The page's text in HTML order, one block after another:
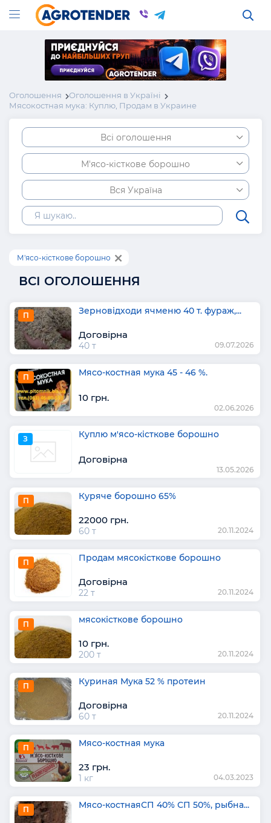
Оголошення
Оголошення в Україні
Мясокостная мука: Куплю, Продам в Украине
Всі оголошення
М'ясо-кісткове борошно
Вся Україна
М'ясо-кісткове борошно
ВСІ ОГОЛОШЕННЯ
П Зерновідходи ячменю 40 т. фураж,...
Договірна
40 т 09.07.2026
П Мясо-костная мука 45 - 46 %.
10 грн.
02.06.2026
З Куплю м'ясо-кісткове борошно
Договірна
13.05.2026
П Куряче борошно 65%
22000 грн.
60 т 20.11.2024
П Продам мясокісткове борошно
Договірна
22 т 20.11.2024
П мясокісткове борошно
10 грн.
200 т 20.11.2024
П Куриная Мука 52 % протеин
Договірна
60 т 20.11.2024
П Мясо-костная мука
23 грн.
1 кг 04.03.2023
П Мясо-костнаяСП 40% СП 50%, рыбна...